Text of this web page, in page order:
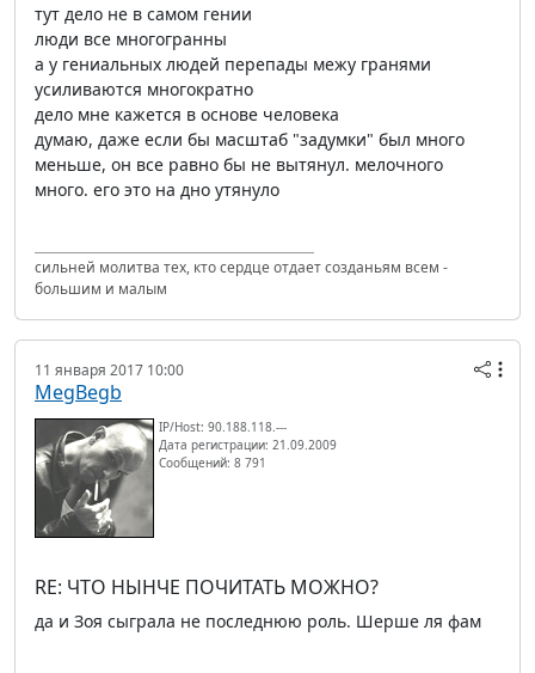
тут дело не в самом гении
люди все многогранны
а у гениальных людей перепады межу гранями
усиливаются многократно
дело мне кажется в основе человека
думаю, даже если бы масштаб "задумки" был много
меньше, он все равно бы не вытянул. мелочного
много. его это на дно утянуло
сильней молитва тех, кто сердце отдает созданьям всем -
большим и малым
11 января 2017 10:00
MegBegb
IP/Host: 90.188.118.---
Дата регистрации: 21.09.2009
Сообщений: 8 791
RE: ЧТО НЫНЧЕ ПОЧИТАТЬ МОЖНО?
да и Зоя сыграла не последнюю роль. Шерше ля фам